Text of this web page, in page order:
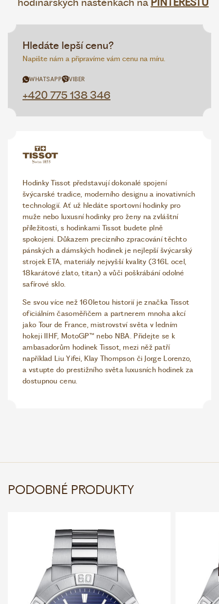
Hledáte lepší cenu?
Napište nám a připravíme vám cenu na míru.
WHATSAPP VIBER
+420 775 138 346
Hodinky Tissot představují dokonalé spojení
švýcarské tradice, moderního designu a inovativních
technologií. Ať už hledáte sportovní hodinky pro
muže nebo luxusní hodinky pro ženy na zvláštní
příležitosti, s hodinkami Tissot budete plně
spokojeni. Důkazem precizního zpracování těchto
pánských a dámských hodinek je nejlepší švýcarský
strojek ETA, materiály nejvyšší kvality (316L ocel,
18karátové zlato, titan) a vůči poškrábání odolné
safírové sklo.
Se svou více než 160letou historií je značka Tissot
oficiálním časoměřičem a partnerem mnoha akcí
jako Tour de France, mistrovství světa v ledním
hokeji IIHF, MotoGP™ nebo NBA. Přidejte se k
ambasadorům hodinek Tissot, mezi něž patří
například Liu Yifei, Klay Thompson či Jorge Lorenzo,
a vstupte do prestižního světa luxusních hodinek za
dostupnou cenu.
PODOBNÉ PRODUKTY